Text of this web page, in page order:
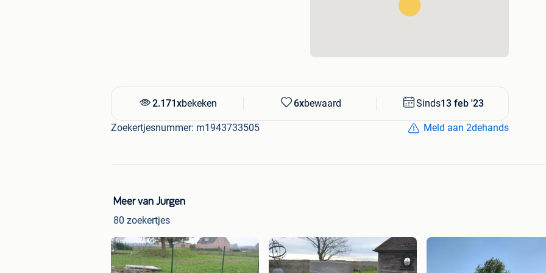
2.171xbekeken 6xbewaard Sinds13 feb '23
Zoekertjesnummer: m1943733505 Meld aan 2dehands
Meer van Jurgen
80 zoekertjes